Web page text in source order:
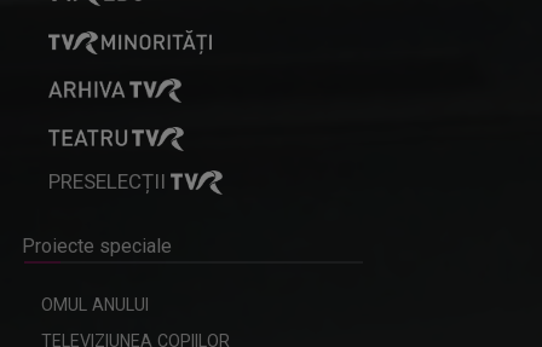
PRESELECȚII
Proiecte speciale
OMUL ANULUI
TELEVIZIUNEA COPIILOR